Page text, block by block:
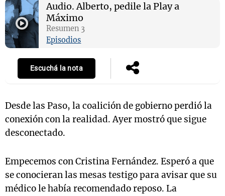
Audio.Alberto, pedile la Play a
Máximo
Resumen 3
Episodios
Escuchá la nota
Desde las Paso, la coalición de gobierno perdió la
conexión con la realidad. Ayer mostró que sigue
desconectado.
Empecemos con Cristina Fernández. Esperó a que
se conocieran las mesas testigo para avisar que su
médico le había recomendado reposo. La
Mundial 2026
La Sole en
Cadena 3